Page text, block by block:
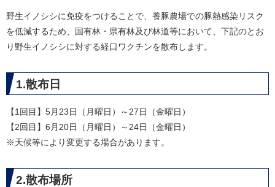
野生イノシシに免疫をつけることで、養豚農場での豚熱感染リスク
を低減するため、国有林・県有林及び林道等において、下記のとお
り野生イノシシに対する経口ワクチンを散布します。
1.散布日
【1回目】5月23日（月曜日）～27日（金曜日）
【2回目】6月20日（月曜日）～24日（金曜日）
※天候等により変更する場合があります。
2.散布場所